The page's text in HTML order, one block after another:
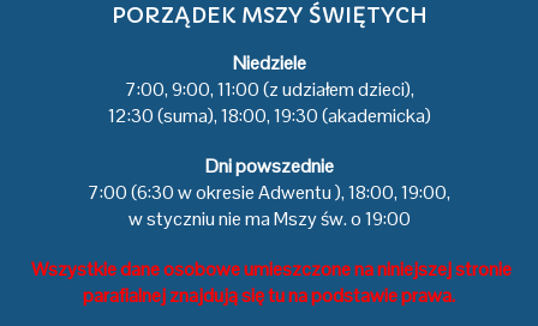
PORZĄDEK MSZY ŚWIĘTYCH
Niedziele
7:00, 9:00, 11:00 (z udziałem dzieci),
12:30 (suma), 18:00, 19:30 (akademicka)
Dni powszednie
7:00 (6:30 w okresie Adwentu ), 18:00, 19:00,
w styczniu nie ma Mszy św. o 19:00
Wszystkie dane osobowe umieszczone na niniejszej stronie
parafialnej znajdują się tu na podstawie prawa.